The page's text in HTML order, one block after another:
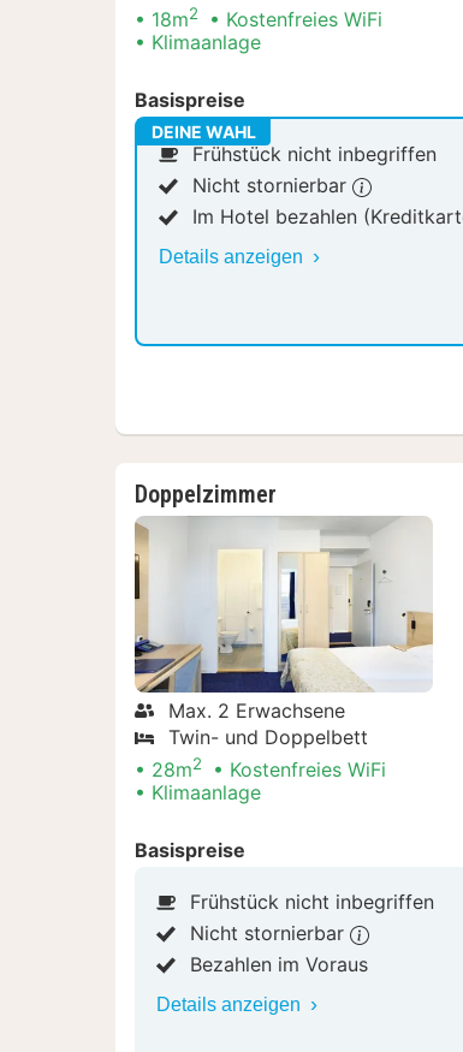
18m2
Kostenfreies WiFi
Klimaanlage
Basispreise
DEINE WAHL
Frühstück nicht inbegriffen
Nicht stornierbar
Im Hotel bezahlen
Details anzeigen
Doppelzimmer
Max. 2 Erwachsene
Twin- und Doppelbett
28m2
Kostenfreies WiFi
Klimaanlage
Basispreise
Frühstück nicht inbegriffen
Nicht stornierbar
Bezahlen im Voraus
Details anzeigen